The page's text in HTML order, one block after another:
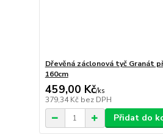
Dřevěná záclonová tyč Granát
160cm
459,00 Kč/ks
379,34 Kč bez DPH
Přidat do